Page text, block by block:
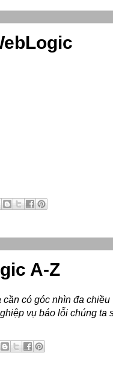
A-Z
có góc nhìn đa
vụ báo lỗi chúng